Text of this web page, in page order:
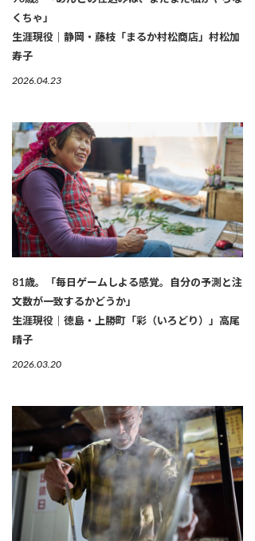
くちゃ」
生涯現役｜静岡・藤枝「まるか村松商店」村松加
寿子
2026.04.23
81歳。「毎日ゲームしよる感覚。自分の予測と注
文数が一致するかどうか」
生涯現役｜徳島・上勝町「彩（いろどり）」高尾
晴子
2026.03.20